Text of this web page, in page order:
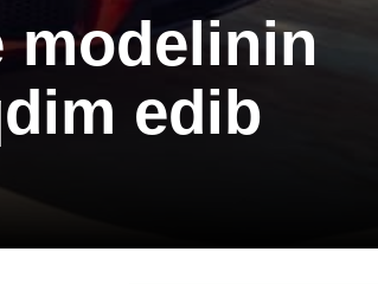
modelinin
edib